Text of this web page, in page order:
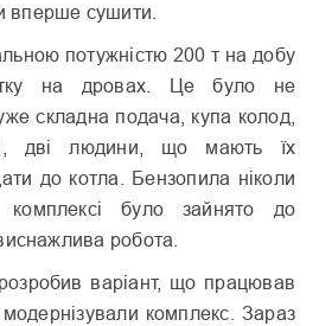
вперше сушити.
потужністю 200 т на добу
на дровах. Це було не
складна подача, купа колод,
дві людини, що мають їх
до котла. Бензопила ніколи
було зайнято до
робота.
варіант, що працював
комплекс. Зараз